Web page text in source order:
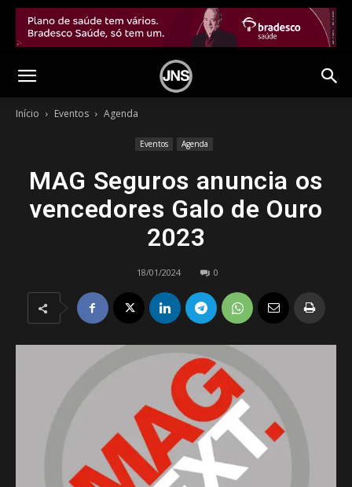
Início Eventos Agenda
Eventos Agenda
MAG Seguros anuncia os
vencedores Galo de Ouro
2023
18/01/2024 0